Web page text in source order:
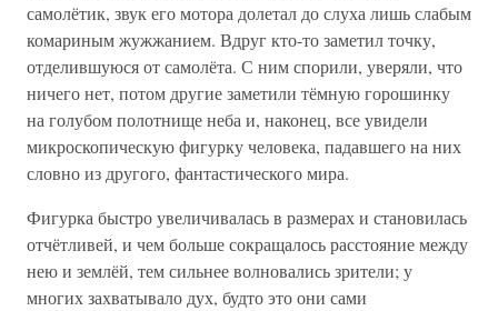
самолётик, звук его мотора долетал до слуха лишь слабым
комариным жужжанием. Вдруг кто-то заметил точку,
отделившуюся от самолёта. С ним спорили, уверяли, что
ничего нет, потом другие заметили тёмную горошинку
на голубом полотнище неба и, наконец, все увидели
микроскопическую фигурку человека, падавшего на них
словно из другого, фантастического мира.
Фигурка быстро увеличивалась в размерах и становилась
отчётливей, и чем больше сокращалось расстояние между
нею и землёй, тем сильнее волновались зрители; у
многих захватывало дух, будто это они сами